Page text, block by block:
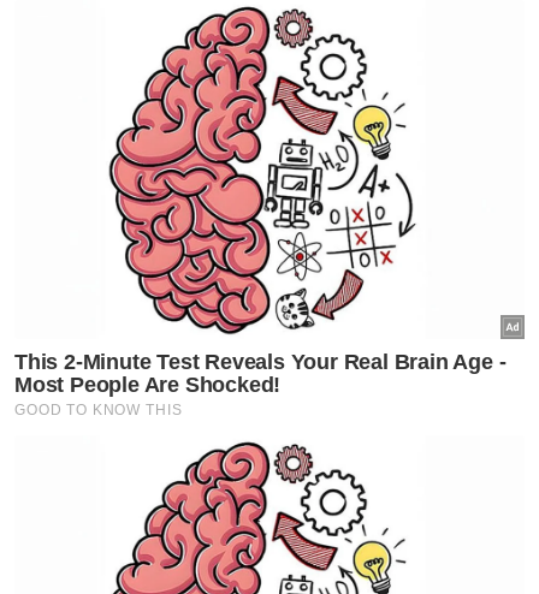
pembedahan jantung, memandangkan
kekurangan pakar bedah kardiotorasik di
hospital awam.
Mengulas mengenai program parallel
pathway atau laluan selari oleh Fellowship
Royal College of Surgeons of Edinburgh in
Cardiothoracic Surgery (FRCS Ed), Dr
Dzulkefly memberitahu, perkara itu tidak
menjadi isu kerana ia diiktiraf di United
Kingdom (UK).
Beliau berkata, felow penyelidik itu secara
khususnya lebih kepada program
Artikel Berkaitan:
Malaysia masih dalam hati - Misbun
KKM rancang bina klinik kesihatan di Puncak Alam
Terlibat dalam Pendapat Nasihat ICJ, bukti Malaysia